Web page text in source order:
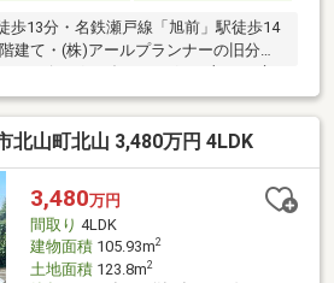
歩13分・名鉄瀬戸線「旭前」駅徒歩14
建て・(株)アールプランナーの旧分譲
はIHを採用、ビルトイン食洗器付で
リーとして使用可能な収納有り・浴室
、雨の日でも洗濯物を乾かせます・浴
マイクロバブル入浴が可能です・玄関
トドア用品などの収納に便利です・落
ンな外観です・カースペース2台分、並
北山町北山 3,480万円 4LDK
3,480万円
間取り 4LDK
建物面積105.93m2
土地面積123.8m2